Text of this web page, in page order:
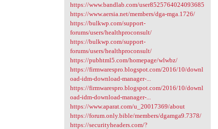
https://www.bandlab.com/user8525764024093685
https://www.aersia.net/members/dga-mga.1726/
https://bulkwp.com/support-
forums/users/healthproconsult/
https://bulkwp.com/support-
forums/users/healthproconsult/
https://pubhtml5.com/homepage/wlwbz/
https://firmwarespro.blogspot.com/2016/10/downl
oad-idm-download-manager-...
https://firmwarespro.blogspot.com/2016/10/downl
oad-idm-download-manager-...
https://www.aparat.com/u_20017369/about
https://forum.only.bible/members/dgamga9.7378/
https://securityheaders.com/?